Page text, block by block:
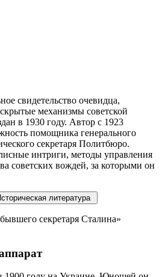
свидетельство очевидца,
механизмы советской
в 1930 году. Автор с 1923
помощника генерального
секретаря Политбюро.
интриги, методы управления
советских вождей, за которыми он
литература